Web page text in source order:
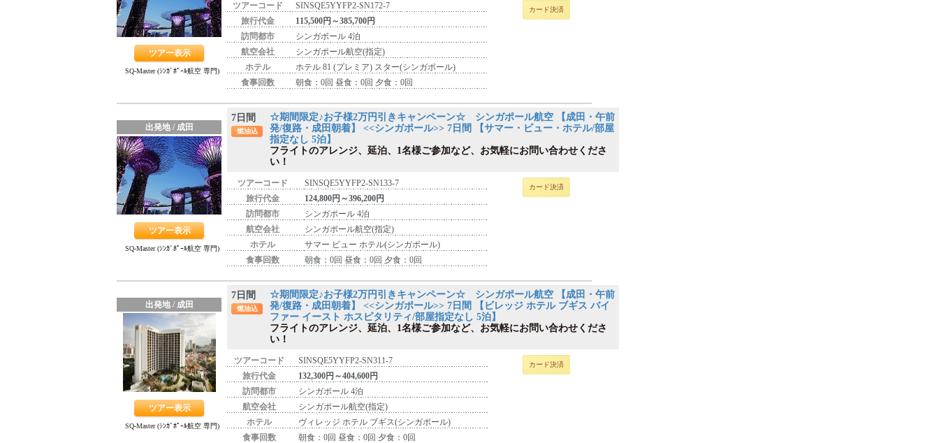
ツアー表示
SQ-Master (ｼﾝｶﾞﾎﾟｰﾙ航空 専門)
ツアーコード
SINSQE5YYFP2-SN172-7
旅行代金
115,500円～385,700円
訪問都市
シンガポール 4泊
航空会社
シンガポール航空(指定)
ホテル
ホテル 81 (プレミア) スター(シンガポール)
食事回数
朝食：0回 昼食：0回 夕食：0回
カード決済
出発地 / 成田
ツアー表示
SQ-Master (ｼﾝｶﾞﾎﾟｰﾙ航空 専門)
7日間
燃油込
☆期間限定♪お子様2万円引きキャンペーン☆ シンガポール航空 【成田・午前
発/復路・成田朝着】 <<シンガポール>> 7日間 【サマー・ビュー・ホテル/部屋
指定なし 5泊】
フライトのアレンジ、延泊、1名様ご参加など、お気軽にお問い合わせくださ
い！
ツアーコード
SINSQE5YYFP2-SN133-7
旅行代金
124,800円～396,200円
訪問都市
シンガポール 4泊
航空会社
シンガポール航空(指定)
ホテル
サマー ビュー ホテル(シンガポール)
食事回数
朝食：0回 昼食：0回 夕食：0回
カード決済
出発地 / 成田
ツアー表示
SQ-Master (ｼﾝｶﾞﾎﾟｰﾙ航空 専門)
7日間
燃油込
☆期間限定♪お子様2万円引きキャンペーン☆ シンガポール航空 【成田・午前
発/復路・成田朝着】 <<シンガポール>> 7日間 【ビレッジ ホテル ブギス バイ
ファー イースト ホスピタリティ/部屋指定なし 5泊】
フライトのアレンジ、延泊、1名様ご参加など、お気軽にお問い合わせくださ
い！
ツアーコード
SINSQE5YYFP2-SN311-7
旅行代金
132,300円～404,600円
訪問都市
シンガポール 4泊
航空会社
シンガポール航空(指定)
ホテル
ヴィレッジ ホテル ブギス(シンガポール)
食事回数
朝食：0回 昼食：0回 夕食：0回
カード決済